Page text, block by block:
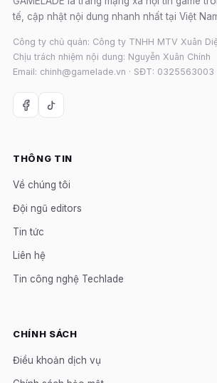
tế, cập nhật nội dung nhanh nhất tại Việt
Công ty chủ quản: Công ty TNHH MTV Xuân
Chịu trách nhiệm nội dung: Nguyễn Xuân Chính
Email: chinh@gamelade.vn · SĐT: 0325563003
THÔNG TIN
Về chúng tôi
Đội ngũ editors
Tin tức
Liên hệ
Tin công nghệ Techlade
CHÍNH SÁCH
Điều khoản dịch vụ